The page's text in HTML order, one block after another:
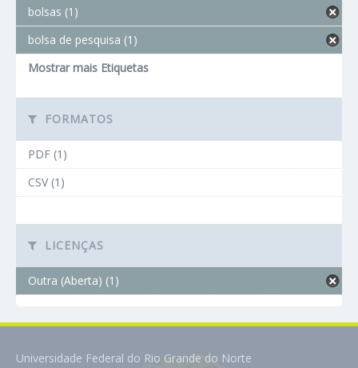
bolsas (1)
bolsa de pesquisa (1)
Mostrar mais Etiquetas
FORMATOS
PDF (1)
CSV (1)
LICENÇAS
Outra (Aberta) (1)
Universidade Federal do Rio Grande do Norte